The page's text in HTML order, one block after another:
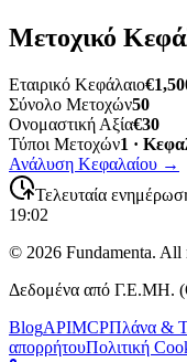
Μετοχικό
Εταιρικό Κεφάλαιο
Σύνολο Μετοχών50
Ονομαστική Αξία€30
Τύποι Μετοχών1 ·
Ανάλυση Κεφαλαίου →
Τελευταία
19:02
© 2026 Fundamenta. All
Δεδομένα από Γ.Ε.ΜΗ.
BlogAPIMCPΠλάνα &
απορρήτουΠολιτική